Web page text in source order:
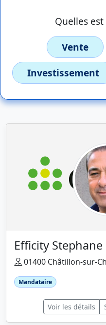
Quelles
Vente
Investissement
Efficity
01400 Châtillon-sur-
Mandataire
Voir les détails